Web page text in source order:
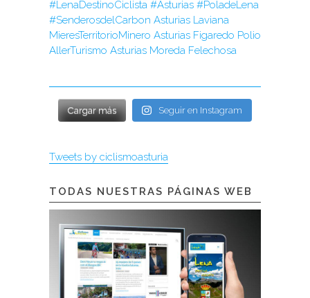
Cargar más Seguir en Instagram
Tweets by ciclismoasturia
TODAS NUESTRAS PÁGINAS WEB